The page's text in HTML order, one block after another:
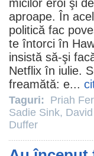
micilor eroi şi
aproape. În
politică fac
te întorci în
insistă să-şi
Netflix în iulie.
freamătă: e...
Taguri: Priah
Sadie Sink,
Duffer